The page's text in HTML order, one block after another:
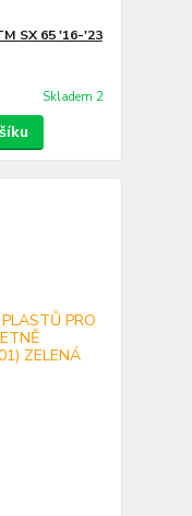
SX 65 '16-'23
Skladem 2